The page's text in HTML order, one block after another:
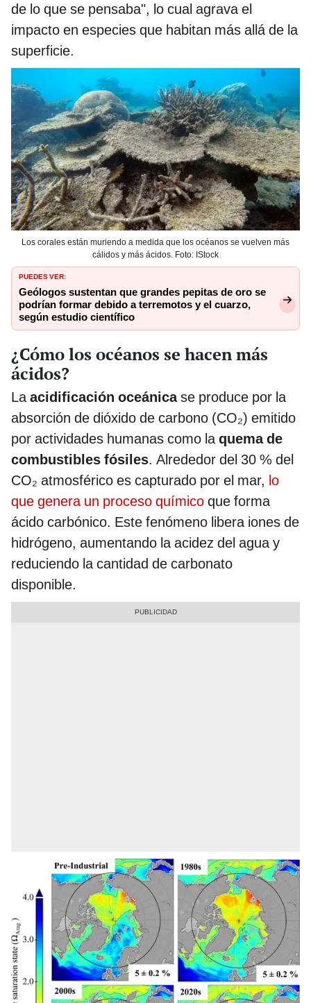
de lo que se pensaba", lo cual agrava el
impacto en especies que habitan más allá de la
superficie.
Los corales están muriendo a medida que los océanos se vuelven más
cálidos y más ácidos. Foto: IStock
PUEDES VER:
Geólogos sustentan que grandes pepitas de oro se
podrían formar debido a terremotos y el cuarzo,
según estudio científico
¿Cómo los océanos se hacen más
ácidos?
La acidificación oceánicase produce por la
absorción de dióxido de carbono (CO₂) emitido
por actividades humanas como la quema de
combustibles fósiles. Alrededor del 30 % del
CO₂ atmosférico es capturado por el mar, lo
que genera un proceso químico que forma
ácido carbónico. Este fenómeno libera iones de
hidrógeno, aumentando la acidez del agua y
reduciendo la cantidad de carbonato
disponible.